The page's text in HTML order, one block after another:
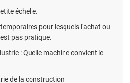
échelle.
pour lesquels l'achat ou
pas pratique.
: Quelle machine convient le
de la construction